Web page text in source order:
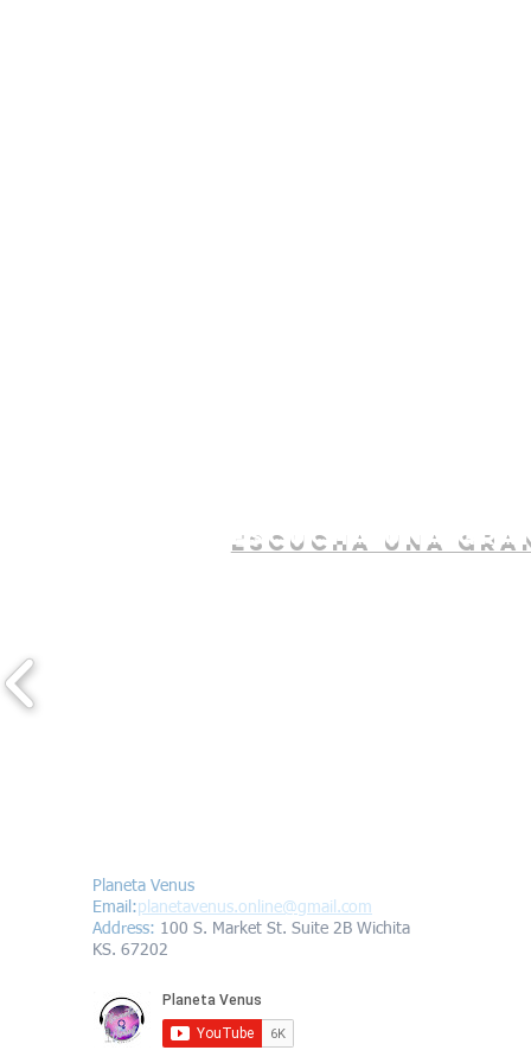
escucha una
Planeta Venus
Email:planetavenus.online@gmail.com
Address: 100 S. Market St. Suite 2B Wichita
KS. 67202